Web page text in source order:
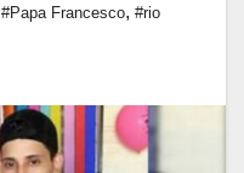
#Papa Francesco, #rio